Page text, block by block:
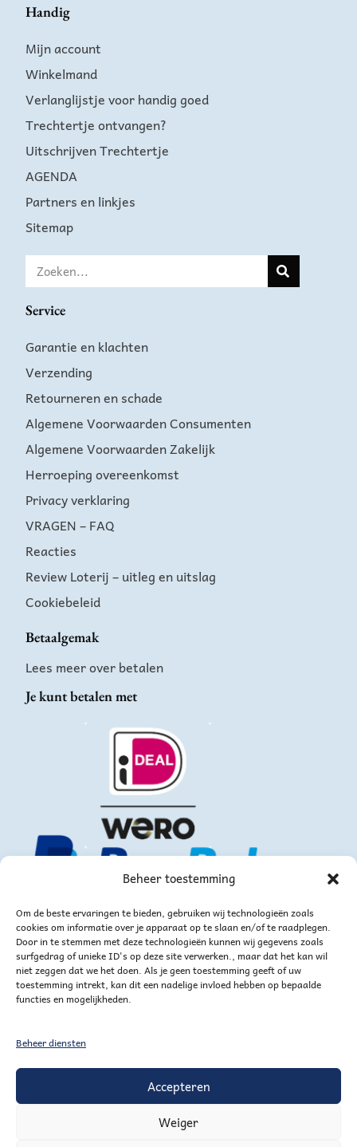
Beheer toestemming
Om de beste ervaringen te bieden, gebruiken wij technologieën zoals
cookies om informatie over je apparaat op te slaan en/of te raadplegen.
Door in te stemmen met deze technologieën kunnen wij gegevens zoals
surfgedrag of unieke ID's op deze site verwerken., maar dat het kan wil
niet zeggen dat we het doen. Als je geen toestemming geeft of uw
toestemming intrekt, kan dit een nadelige invloed hebben op bepaalde
functies en mogelijkheden.
Beheer diensten
Accepteren
Weiger
Handig
Mijn account
Winkelmand
Verlanglijstje voor handig goed
Trechtertje ontvangen?
Uitschrijven Trechtertje
AGENDA
Partners en linkjes
Sitemap
Service
Garantie en klachten
Verzending
Retourneren en schade
Algemene Voorwaarden Consumenten
Algemene Voorwaarden Zakelijk
Herroeping overeenkomst
Privacy verklaring
VRAGEN – FAQ
Reacties
Review Loterij – uitleg en uitslag
Cookiebeleid
Betaalgemak
Lees meer over betalen
Je kunt betalen met
of via bankoverschrijving